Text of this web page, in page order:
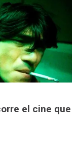
el cine que